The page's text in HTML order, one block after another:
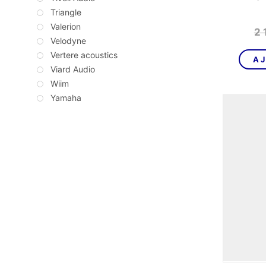
2
Triangle
Valerion
Velodyne
Vertere acoustics
Viard Audio
Wiim
Yamaha